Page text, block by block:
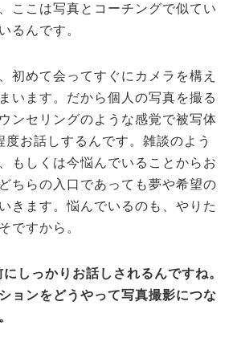
ここは写真とコーチングで似てい
るんです。
初めて会ってすぐにカメラを構え
います。だから個人の写真を撮る
ンセリングのような感覚で被写体
度お話しするんです。雑談のよう
もしくは今悩んでいることからお
ちらの入口であっても夢や希望の
きます。悩んでいるのも、やりた
ですから。
しっかりお話しされるんですね。
ョンをどうやって写真撮影につな